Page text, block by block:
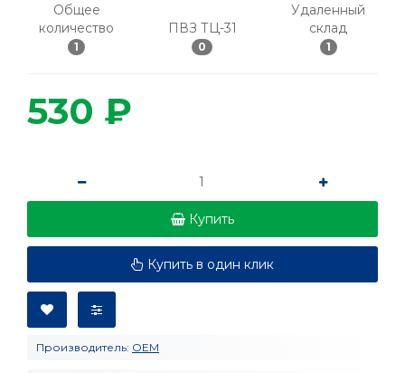
Общее
количество
1
ПВЗ ТЦ-31
0
Удаленный
склад
1
530 ₽
Купить
Купить в один клик
Производитель: OEM